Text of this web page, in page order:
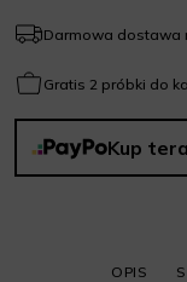
Darmowa dostawa
Gratis 2 próbki do
Kup
OPIS